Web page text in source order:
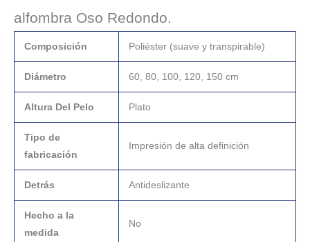
alfombra Oso Redondo.
Composición Poliéster (suave y transpirable)
Diámetro 60, 80, 100, 120, 150 cm
Altura Del Pelo Plato
Tipo de
fabricación
Impresión de alta definición
Detrás Antideslizante
Hecho a la
medida
No